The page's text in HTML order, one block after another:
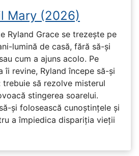
Mary (2026)
Ryland Grace se trezește pe
lumină de casă, fără să-și
cum a ajuns acolo. Pe
îi revine, Ryland începe să-și
trebuie să rezolve misterul
stingerea soarelui.
și folosească cunoștințele și
a împiedica dispariția vieții